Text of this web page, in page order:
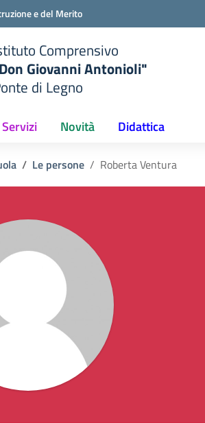
e del Merito
Comprensivo
Giovanni Antonioli"
di Legno
Servizi Novità Didattica
Le persone Roberta Ventura